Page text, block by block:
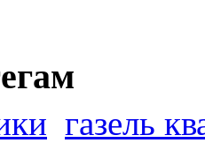
газель